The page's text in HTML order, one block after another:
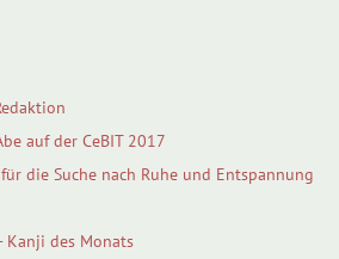
auf der CeBIT 2017
die Suche nach Ruhe und Entspannung
Kanji des Monats